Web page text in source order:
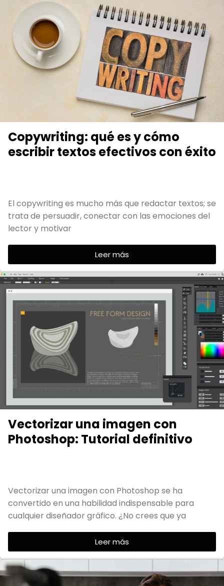
Copywriting: qué es y cómo
escribir textos efectivos con éxito
El copywriting es mucho más que redactar textos; se
trata de persuadir, conectar con las emociones del
lector y motivar
Leer más
Vectorizar una imagen con
Photoshop: Tutorial definitivo
Vectorizar una imagen con Photoshop se ha
convertido en una habilidad indispensable para
cualquier diseñador gráfico. ¿No crees que ya
Leer más